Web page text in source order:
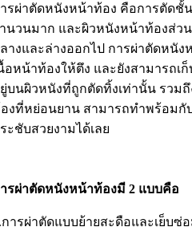
รผ่าตัดหนังหน้าท้อง คือการตัดชั้
นวนมาก และผิวหนังหน้าท้องส่ว
างและล่างออกไป การผ่าตัดหนั
อหน้าท้องให้ตึง และยังสามารถเ
บนผิวหนังที่ถูกตัดทิ้งเท่านั้น รวม
งที่หย่อนยาน สามารถทำพร้อมกั
ะชับสวยงามได้เลย
รผ่าตัดหนังหน้าท้องมี 2 แบบคือ
การผ่าตัดแบบย้ายสะดือและเย็บซ่